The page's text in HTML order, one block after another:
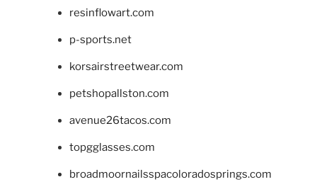
resinflowart.com
p-sports.net
korsairstreetwear.com
petshopallston.com
avenue26tacos.com
topgglasses.com
broadmoornailsspacoloradosprings.com